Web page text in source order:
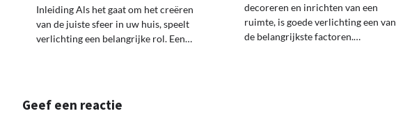
Inleiding Als het gaat om het creëren
van de juiste sfeer in uw huis, speelt
verlichting een belangrijke rol. Een…
decoreren en inrichten van een
ruimte, is goede verlichting een van
de belangrijkste factoren.…
Geef een reactie